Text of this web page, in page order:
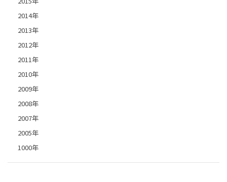
2014年
2013年
2012年
2011年
2010年
2009年
2008年
2007年
2005年
1000年